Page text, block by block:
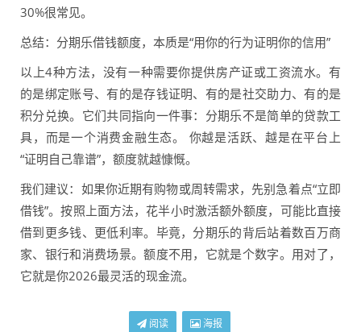
30%很常见。
总结：分期乐借钱额度，本质是“用你的行为证明你的信用”
以上4种方法，没有一种需要你提供房产证或工资流水。有
的是绑定账号、有的是存钱证明、有的是社交助力、有的是
积分兑换。它们共同指向一件事：分期乐不是简单的贷款工
具，而是一个消费金融生态。 你越是活跃、越是在平台上
“证明自己靠谱”，额度就越慷慨。
我们建议：如果你近期有购物或周转需求，先别急着点“立即
借钱”。按照上面方法，花半小时激活额外额度，可能比直接
借到更多钱、更低利率。毕竟，分期乐的背后站着数百万商
家、银行和消费场景。额度不用，它就是个数字。用对了，
它就是你2026最灵活的现金流。
阅读 海报